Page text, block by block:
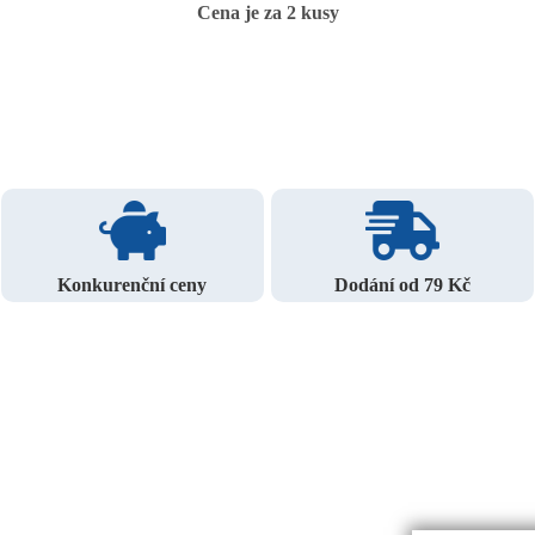
Cena je za 2 kusy
Konkurenční ceny Dodání od 79 Kč